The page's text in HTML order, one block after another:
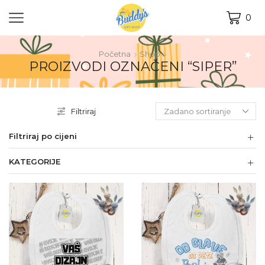
0
Početna Shop
PROIZVODI OZNAČENI “SIPER”
Filtriraj
Filtriraj po cijeni
KATEGORIJE